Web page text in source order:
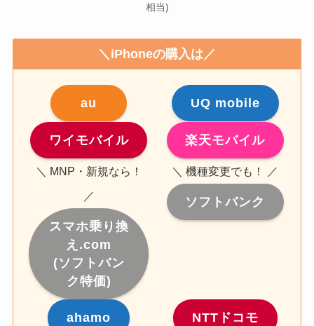
相当)
＼iPhoneの購入は／
au UQ mobile
ワイモバイル 楽天モバイル
＼ MNP・新規なら！
／
スマホ乗り換
え.com
(ソフトバン
ク特価)
＼ 機種変更でも！ ／
ソフトバンク
ahamo NTTドコモ